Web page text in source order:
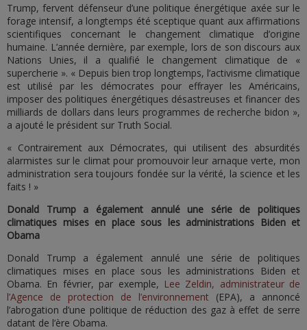
Trump, fervent défenseur d’une politique énergétique axée sur le
forage intensif, a longtemps été sceptique quant aux affirmations
scientifiques concernant le changement climatique d’origine
humaine. L’année dernière, par exemple, lors de son discours aux
Nations Unies, il a qualifié le changement climatique de «
supercherie ». « Depuis bien trop longtemps, l’activisme climatique
est utilisé par les démocrates pour effrayer les Américains,
imposer des politiques énergétiques désastreuses et financer des
milliards de dollars dans leurs programmes de recherche bidon »,
a ajouté le président sur Truth Social.
« Contrairement aux Démocrates, qui utilisent des absurdités
alarmistes sur le climat pour promouvoir leur arnaque verte, mon
administration sera toujours fondée sur la vérité, la science et les
faits ! »
Donald Trump a également annulé une série de politiques
climatiques mises en place sous les administrations Biden et
Obama
Donald Trump a également annulé une série de politiques
climatiques mises en place sous les administrations Biden et
Obama. En février, par exemple, Lee Zeldin, administrateur de
l’Agence de protection de l’environnement (EPA), a annoncé
l’abrogation d’une politique de réduction des gaz à effet de serre
datant de l’ère Obama.